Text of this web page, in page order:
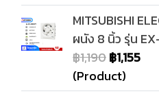
MITSUBISHI
ผนัง 8 นิ้ว รุ่น
฿1,190฿1,155
(Product)